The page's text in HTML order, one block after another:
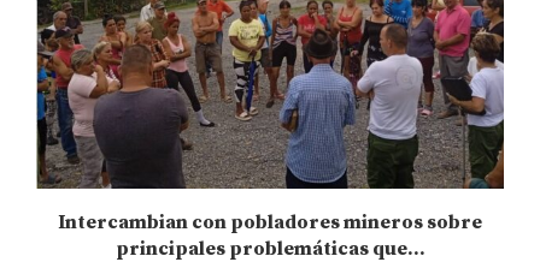
Intercambian con pobladores mineros sobre
principales problemáticas que...